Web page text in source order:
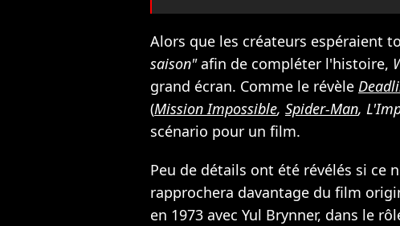
Alors que les créateurs espéraient
saison"afin de compléter l'histoire,
grand écran. Comme le révèle
(Mission Impossible, Spider-Man,
scénario pour un film.
Peu de détails ont été révélés si ce
rapprochera davantage du film
en 1973 avec Yul Brynner, dans le